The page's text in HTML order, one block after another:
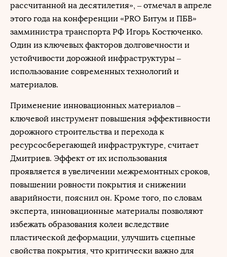
рассчитанной на десятилетия», – отмечал в апреле
этого года на конференции «PRO Битум и ПБВ»
замминистра транспорта РФ Игорь Костюченко.
Один из ключевых факторов долговечности и
устойчивости дорожной инфраструктуры –
использование современных технологий и
материалов.
Применение инновационных материалов –
ключевой инструмент повышения эффективности
дорожного строительства и перехода к
ресурсосберегающей инфраструктуре, считает
Дмитриев. Эффект от их использования
проявляется в увеличении межремонтных сроков,
повышении ровности покрытия и снижении
аварийности, пояснил он. Кроме того, по словам
эксперта, инновационные материалы позволяют
избежать образования колеи вследствие
пластической деформации, улучшить сцепные
свойства покрытия, что критически важно для